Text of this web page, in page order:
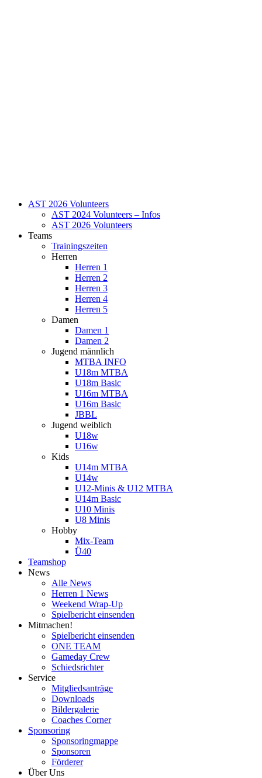
AST 2026 Volunteers
AST 2024 Volunteers – Infos
AST 2026 Volunteers
Teams
Trainingszeiten
Herren
Herren 1
Herren 2
Herren 3
Herren 4
Herren 5
Damen
Damen 1
Damen 2
Jugend männlich
MTBA INFO
U18m MTBA
U18m Basic
U16m MTBA
U16m Basic
JBBL
Jugend weiblich
U18w
U16w
Kids
U14m MTBA
U14w
U12-Minis & U12 MTBA
U14m Basic
U10 Minis
U8 Minis
Hobby
Mix-Team
Ü40
Teamshop
News
Alle News
Herren 1 News
Weekend Wrap-Up
Spielbericht einsenden
Mitmachen!
Spielbericht einsenden
ONE TEAM
Gameday Crew
Schiedsrichter
Service
Mitgliedsanträge
Downloads
Bildergalerie
Coaches Corner
Sponsoring
Sponsoringmappe
Sponsoren
Förderer
Über Uns